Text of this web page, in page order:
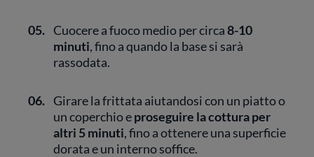
05. Cuocere a fuoco medio per circa8-10
minuti, fino a quando la base si sarà
rassodata.
06. Girare la frittata aiutandosi con un piatto o
un coperchio eproseguire la cottura per
altri 5 minuti, fino a ottenere una superficie
dorata e un interno soffice.